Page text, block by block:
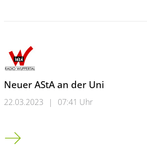
Neuer AStA an der Uni
22.03.2023 | 07:41 Uhr
Neuer AStA an der Uni